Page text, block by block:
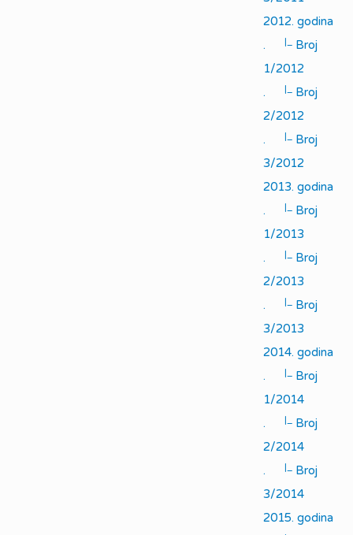
2012. godina
.
|_ Broj
1/2012
.
|_ Broj
2/2012
.
|_ Broj
3/2012
2013. godina
.
|_ Broj
1/2013
.
|_ Broj
2/2013
.
|_ Broj
3/2013
2014. godina
.
|_ Broj
1/2014
.
|_ Broj
2/2014
.
|_ Broj
3/2014
2015. godina